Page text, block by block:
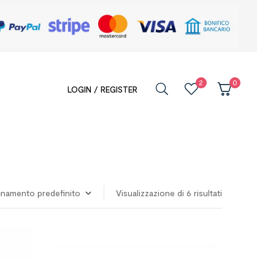
LOGIN / REGISTER
2 0
Visualizzazione di 6 risultati